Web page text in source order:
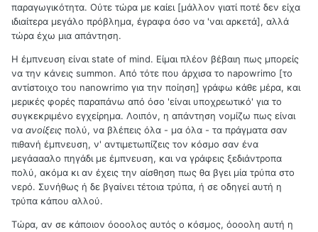
παραγωγικότητα. Ούτε τώρα με καίει [μάλλον γιατί ποτέ δεν είχα
ιδιαίτερα μεγάλο πρόβλημα, έγραφα όσο να 'ναι αρκετά], αλλά
τώρα έχω μια απάντηση.
Η έμπνευση είναι state of mind. Είμαι πλέον βέβαιη πως μπορείς
να την κάνεις summon. Από τότε που άρχισα το napowrimo [το
αντίστοιχο του nanowrimo για την ποίηση] γράφω κάθε μέρα, και
μερικές φορές παραπάνω από όσο 'είναι υποχρεωτικό' για το
συγκεκριμένο εγχείρημα. Λοιπόν, η απάντηση νομίζω πως είναι
να ανοίξεις πολύ, να βλέπεις όλα - μα όλα - τα πράγματα σαν
πιθανή έμπνευση, ν' αντιμετωπίζεις τον κόσμο σαν ένα
μεγάαααλο πηγάδι με έμπνευση, και να γράφεις ξεδιάντροπα
πολύ, ακόμα κι αν έχεις την αίσθηση πως θα βγει μία τρύπα στο
νερό. Συνήθως ή δε βγαίνει τέτοια τρύπα, ή σε οδηγεί αυτή η
τρύπα κάπου αλλού.
Τώρα, αν σε κάποιον όοοολος αυτός ο κόσμος, όοοολη αυτή η